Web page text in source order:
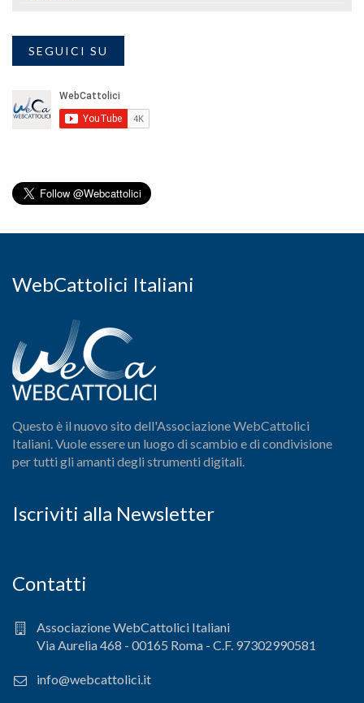
SEGUICI SU
WebCattolici Italiani
Questo è il nuovo sito dell'Associazione WebCattolici
Italiani. Vuole essere un luogo di scambio e di condivisione
per tutti gli amanti degli strumenti digitali.
Iscriviti alla Newsletter
Contatti
Associazione WebCattolici Italiani
Via Aurelia 468 - 00165 Roma - C.F. 97302990581
info@webcattolici.it